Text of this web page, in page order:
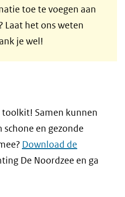
toe te voegen aan
Laat het ons weten
je wel!
toolkit! Samen kunnen
schone en gezonde
Download de
De Noordzee en ga